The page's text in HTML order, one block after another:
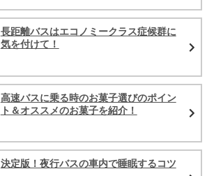
長距離バスはエコノミークラス症候群に
気を付けて！
高速バスに乗る時のお菓子選びのポイン
ト＆オススメのお菓子を紹介！
決定版！夜行バスの車内で睡眠するコツ